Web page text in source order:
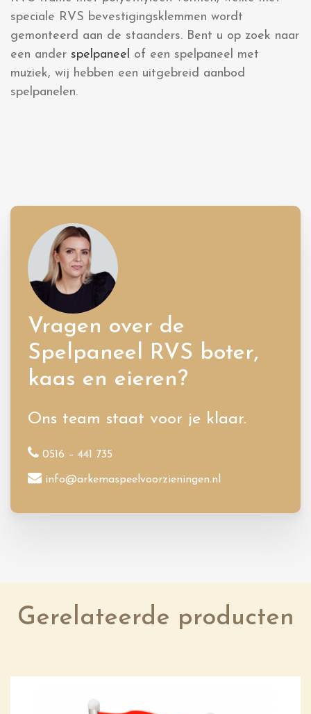
speciale RVS bevestigingsklemmen wordt
gemonteerd aan de staanders. Bent u op zoek naar
een ander spelpaneel
of een spelpaneel met
muziek, wij hebben een uitgebreid aanbod
spelpanelen.
Vragen over de
Spelpaneel RVS boter,
kaas en eieren?
Ons team staat voor je klaar.
0516 – 441 735
info@arkemaspeelvoorzieningen.nl
Gerelateerde producten